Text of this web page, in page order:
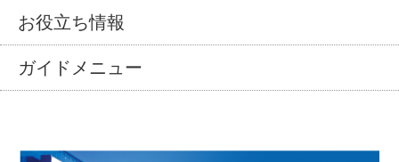
お役立ち情報
ガイドメニュー